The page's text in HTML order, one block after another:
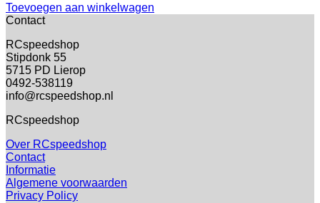
Toevoegen aan winkelwagen
Contact
RCspeedshop
Stipdonk 55
5715 PD Lierop
0492-538119
info@rcspeedshop.nl
RCspeedshop
Over RCspeedshop
Contact
Informatie
Algemene voorwaarden
Privacy Policy